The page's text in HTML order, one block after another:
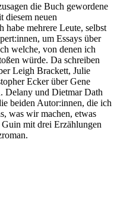
die Buch gewordene
diesem neuen
habe mehrere Leute, selbst
um Essays über
welche, von denen ich
würde. Da schreiben
Leigh Brackett, Julie
Ecker über Gene
Delany und Dietmar Dath
beiden Autor:innen, die ich
was wir machen, etwas
mit drei Erzählungen